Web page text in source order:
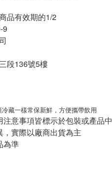
品有效期的1/2
9
段136號5樓
藏一樣常保新鮮，方便攜帶飲用
意事項皆標示於包裝或產品中
實際以廠商出貨為主
為準